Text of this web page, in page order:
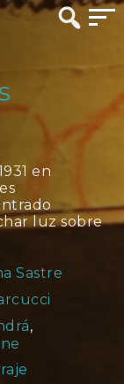
en
luz sobre
Sastre
,